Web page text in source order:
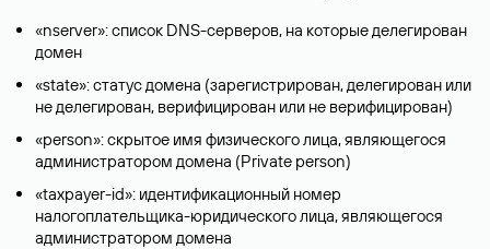
«nserver»: список DNS-серверов, на которые делегирован
домен
«state»: статус домена (зарегистрирован, делегирован или
не делегирован, верифицирован или не верифицирован)
«person»: скрытое имя физического лица, являющегося
администратором домена (Privatе person)
«taxpayer-id»: идентификационный номер
налогоплательщика-юридического лица, являющегося
администратором домена